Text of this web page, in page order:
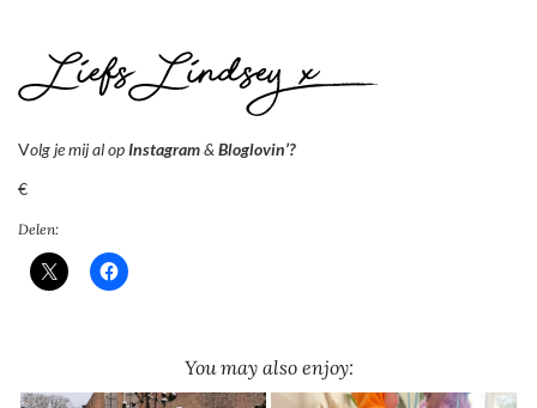
Volg je mij al opInstagram& Bloglovin’?
€
Delen:
You may also enjoy: